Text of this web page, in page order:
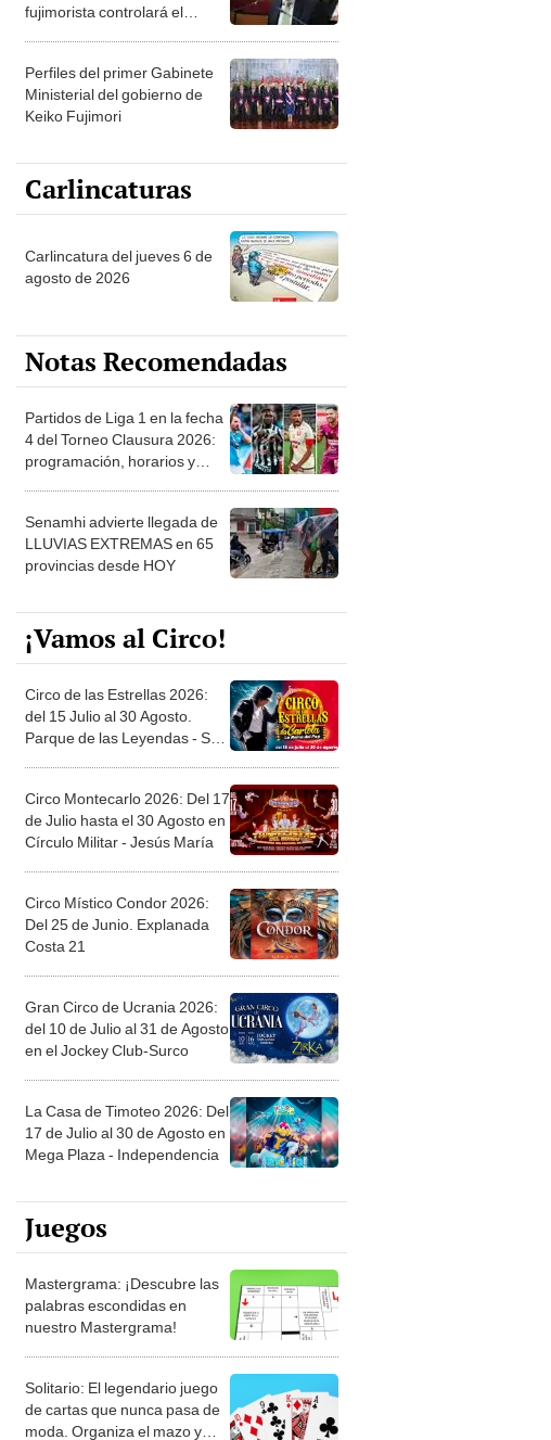
fujimorista controlará el
Perfiles del primer Gabinete
Ministerial del gobierno de
Keiko Fujimori
Carlincaturas
Carlincatura del jueves 6 de
agosto de 2026
Notas Recomendadas
Partidos de Liga 1 en la fecha
4 del Torneo Clausura 2026:
programación, horarios y
Senamhi advierte llegada de
LLUVIAS EXTREMAS en 65
provincias desde HOY
¡Vamos al Circo!
Circo de las Estrellas 2026:
del 15 Julio al 30 Agosto.
Parque de las Leyendas - San
Circo Montecarlo 2026: Del 17
de Julio hasta el 30 Agosto en
Círculo Militar - Jesús María
Circo Místico Condor 2026:
Del 25 de Junio. Explanada
Costa 21
Gran Circo de Ucrania 2026:
del 10 de Julio al 31 de Agosto
en el Jockey Club-Surco
La Casa de Timoteo 2026: Del
17 de Julio al 30 de Agosto en
Mega Plaza - Independencia
Juegos
Mastergrama: ¡Descubre las
palabras escondidas en
nuestro Mastergrama!
Solitario: El legendario juego
de cartas que nunca pasa de
moda. Organiza el mazo y